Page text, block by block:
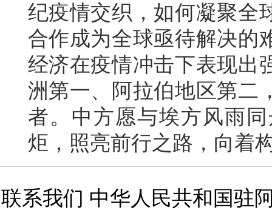
纪疫情交织，如何凝聚全
合作成为全球亟待解决的
经济在疫情冲击下表现出
洲第一、阿拉伯地区第二
者。中方愿与埃方风雨
炬，照亮前行之路，向着
联系我们 中华人民共和国驻